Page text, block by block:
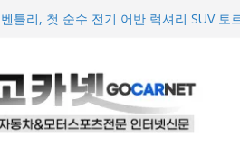
온라인’ 판매 개시
벤틀리서울, 광주 신세계백화점에서 호남
오픈
BMW 레이디스 챔피언십 2026, 다양한 티
격 대회 준비 돌입
현대차·기아, ‘2026 레드닷 어워드’에서